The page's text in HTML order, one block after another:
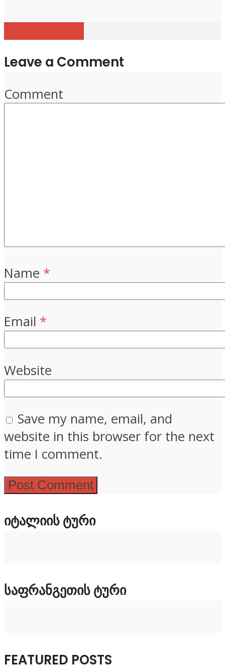
Leave a Comment
Comment
Name *
Email *
Website
Save my name, email, and
website in this browser for the next
time I comment.
ᲘᲢᲐᲚᲘᲘᲡ ᲢᲣᲠᲘ
ᲡᲐᲤᲠᲐᲜᲒᲔᲗᲘᲡ ᲢᲣᲠᲘ
FEATURED POSTS